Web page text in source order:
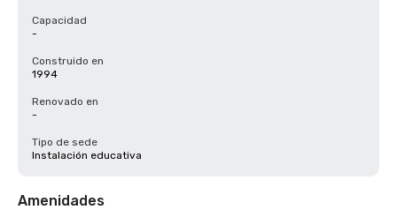
Capacidad
-
Construido en
1994
Renovado en
-
Tipo de sede
Instalación educativa
Amenidades